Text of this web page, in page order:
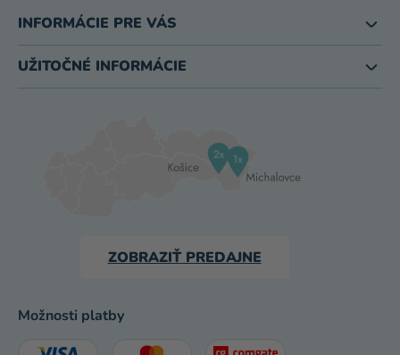
INFORMÁCIE PRE VÁS
UŽITOČNÉ INFORMÁCIE
ZOBRAZIŤ PREDAJNE
Možnosti platby